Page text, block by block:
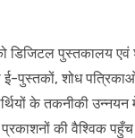
को डिजिटल पुस्तकालय
ई-पुस्तकों, शोध
के तकनीकी
की वैश्विक पहुँच